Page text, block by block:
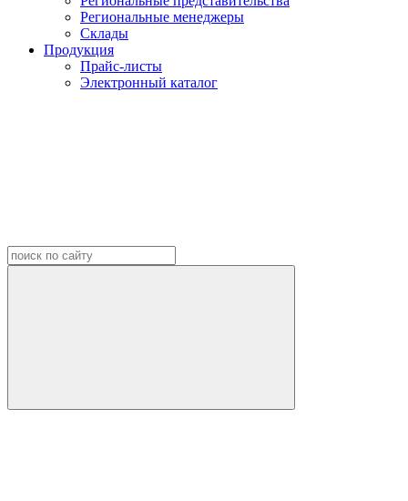
Региональные менеджеры
Склады
Продукция
Прайс-листы
Электронный каталог